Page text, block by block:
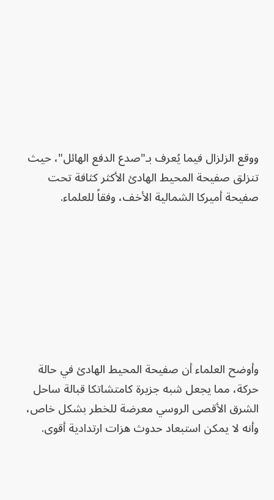
ووقع الزلزال فيما يُعرف بـ"صدع الدفع الهائل"، حيث
تنزلق صفيحة المحيط الهادئ الأكثر كثافة تحت
صفيحة أميركا الشمالية الأخف، وفقاً للعلماء.
وأوضح العلماء أن صفيحة المحيط الهادئ في حالة
حركة، مما يجعل شبه جزيرة كامتشاتكا قبالة ساحل
الشرق الأقصى الروسي معرضة للخطر بشكل خاص،
وأنه لا يمكن استبعاد حدوث هزات ارتدادية أقوى.